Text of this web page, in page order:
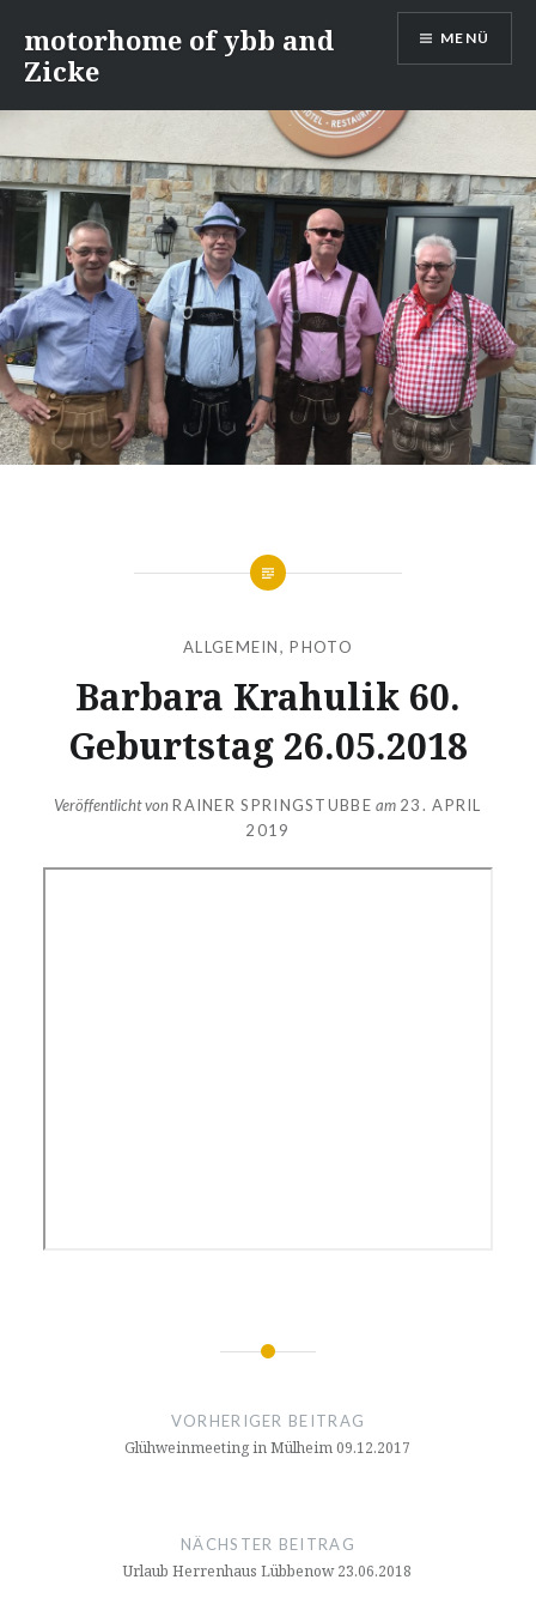
zum
Inhalt
motorhome of ybb and
Zicke
MENÜ
ALLGEMEIN,PHOTO
Barbara Krahulik 60.
Geburtstag 26.05.2018
Veröffentlicht vonRAINER SPRINGSTUBBE am 23. APRIL
2019
Beitragsnavigation
VORHERIGER BEITRAG
Glühweinmeeting in Mülheim 09.12.2017
NÄCHSTER BEITRAG
Urlaub Herrenhaus Lübbenow 23.06.2018